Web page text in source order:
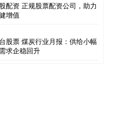
配资 正规股票配资公司，助力
增值
股票 煤炭行业月报：供给小幅
求企稳回升